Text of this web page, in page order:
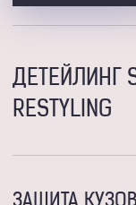
ДЕТЕЙЛИНГ
RESTYLING